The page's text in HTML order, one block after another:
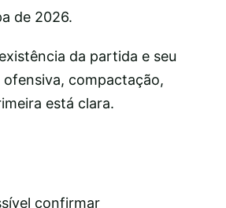
de 2026.
da partida e seu
compactação,
está clara.
confirmar